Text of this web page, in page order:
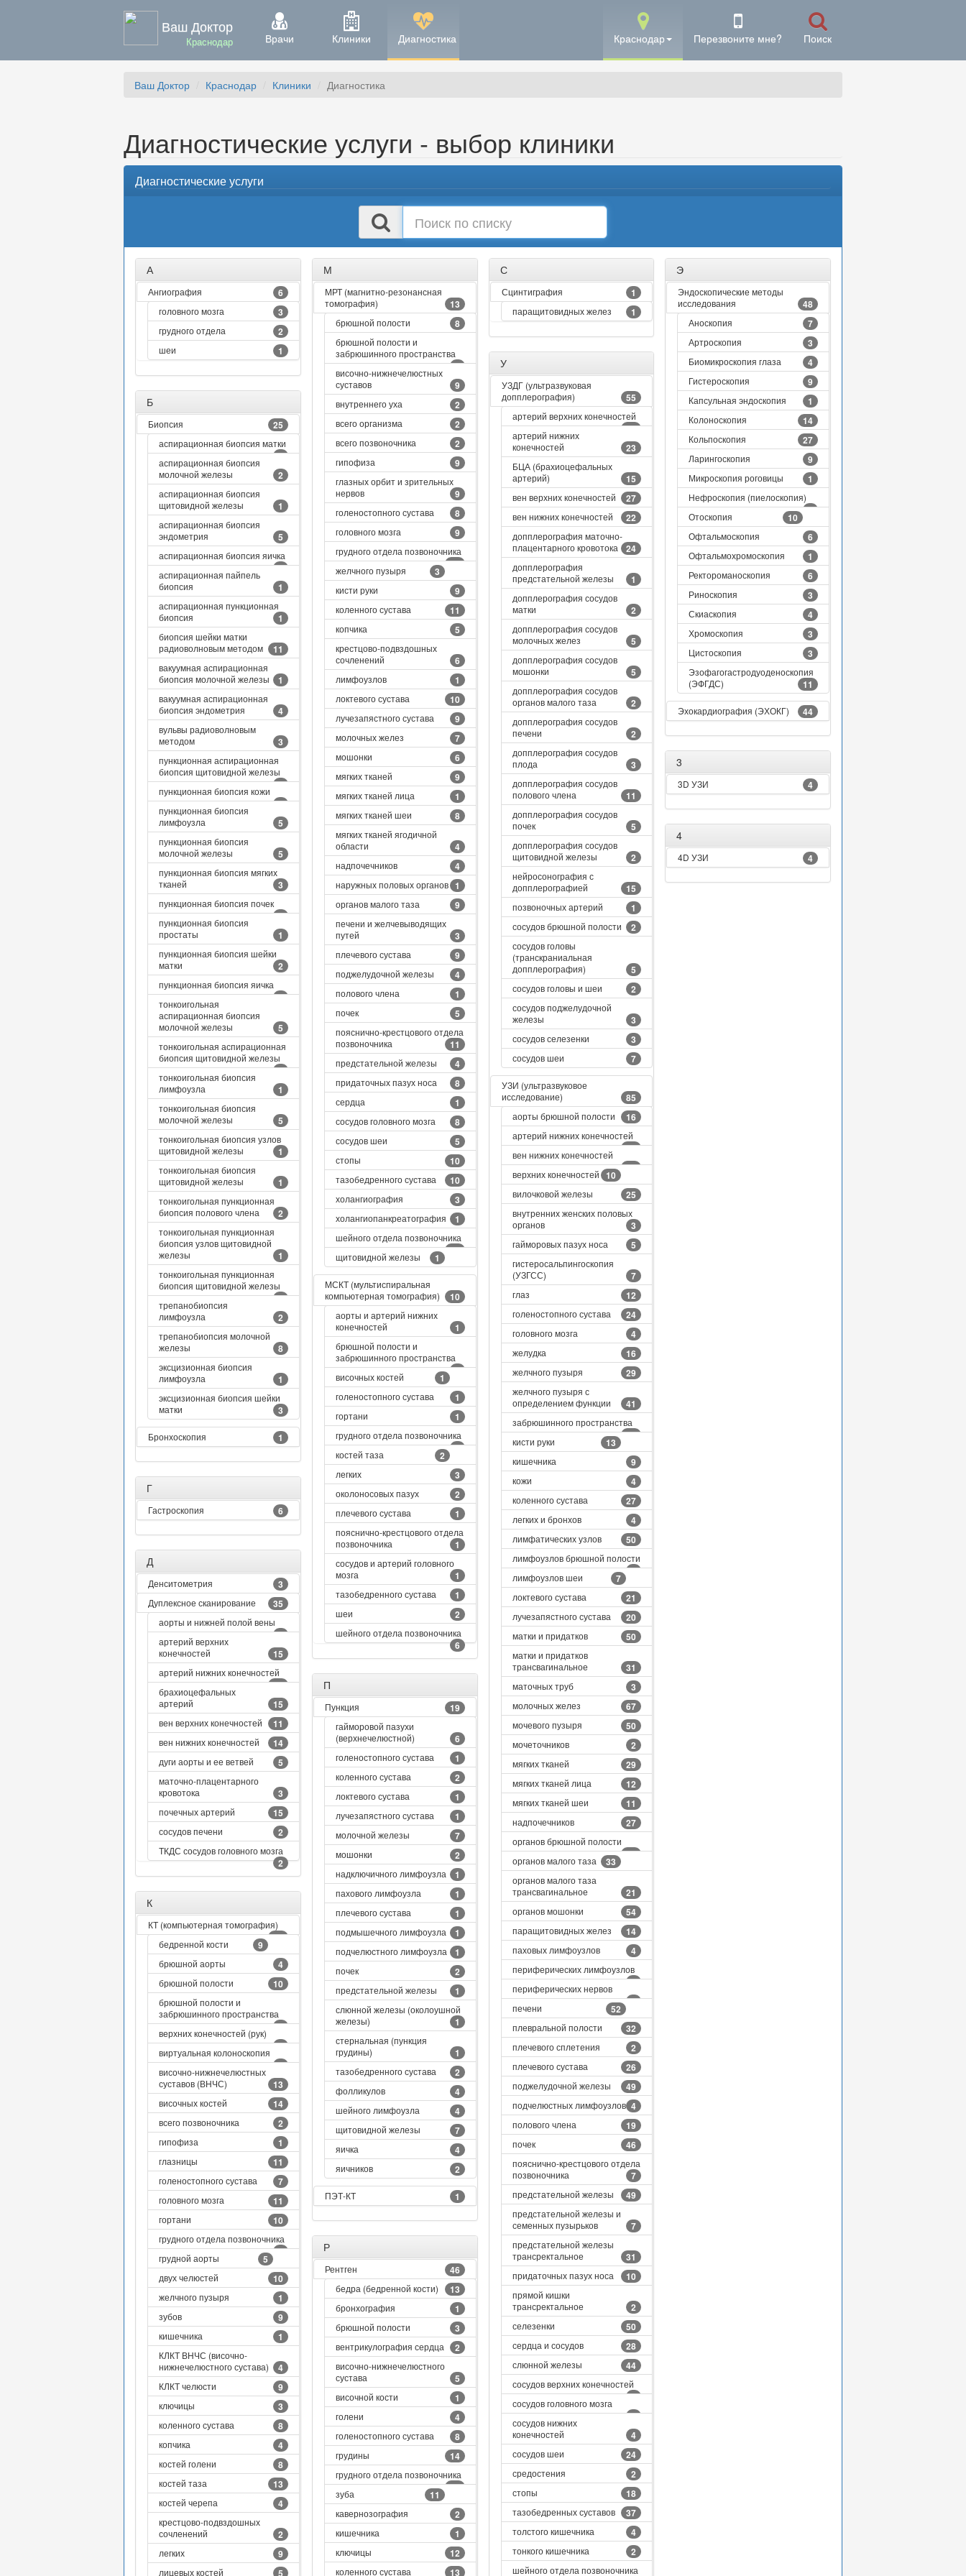
Ваш Доктор
Краснодар Врачи Клиники Диагностика Краснодар Перезвоните мне? Поиск
Ваш Доктор Краснодар Клиники Диагностика
Диагностические услуги - выбор клиники
Диагностические услуги
в
списке
А
Ангиография 6
головного мозга 3
грудного отдела 2
шеи 1
Б
Биопсия 25
аспирационная биопсия матки
1
аспирационная биопсия
молочной железы
2
аспирационная биопсия
щитовидной железы
1
аспирационная биопсия
эндометрия
5
аспирационная биопсия яичка
4
аспирационная пайпель
биопсия
1
аспирационная пункционная
биопсия
1
биопсия шейки матки
радиоволновым методом
11
вакуумная аспирационная
биопсия молочной железы
1
вакуумная аспирационная
биопсия эндометрия
4
вульвы радиоволновым
методом
3
пункционная аспирационная
биопсия щитовидной железы
5
пункционная биопсия кожи
5
пункционная биопсия
лимфоузла
5
пункционная биопсия
молочной железы
5
пункционная биопсия мягких
тканей
3
пункционная биопсия почек
1
пункционная биопсия
простаты
1
пункционная биопсия шейки
матки
2
пункционная биопсия яичка
4
тонкоигольная
аспирационная биопсия
молочной железы
5
тонкоигольная аспирационная
биопсия щитовидной железы
6
тонкоигольная биопсия
лимфоузла
1
тонкоигольная биопсия
молочной железы
5
тонкоигольная биопсия узлов
щитовидной железы
1
тонкоигольная биопсия
щитовидной железы
1
тонкоигольная пункционная
биопсия полового члена
2
тонкоигольная пункционная
биопсия узлов щитовидной
железы
1
тонкоигольная пункционная
биопсия щитовидной железы
2
трепанобиопсия
лимфоузла
2
трепанобиопсия молочной
железы
8
эксцизионная биопсия
лимфоузла
1
эксцизионная биопсия шейки
матки
3
Бронхоскопия 1
Г
Гастроскопия 6
Д
Денситометрия 3
Дуплексное сканирование 35
аорты и нижней полой вены
4
артерий верхних
конечностей
15
артерий нижних конечностей
12
брахиоцефальных
артерий
15
вен верхних конечностей 11
вен нижних конечностей 14
дуги аорты и ее ветвей 5
маточно-плацентарного
кровотока
3
почечных артерий 15
сосудов печени 2
ТКДС сосудов головного мозга
2
К
КТ (компьютерная томография)
41
бедренной кости 9
брюшной аорты 4
брюшной полости 10
брюшной полости и
забрюшинного пространства
9
верхних конечностей (рук)
3
виртуальная колоноскопия
1
височно-нижнечелюстных
суставов (ВНЧС)
13
височных костей 14
всего позвоночника 2
гипофиза 1
глазницы 11
голеностопного сустава 7
головного мозга 11
гортани 10
грудного отдела позвоночника
8
грудной аорты 5
двух челюстей 10
желчного пузыря 1
зубов 9
кишечника 1
КЛКТ ВНЧС (височно-
нижнечелюстного сустава)
4
КЛКТ челюсти 9
ключицы 3
коленного сустава 8
копчика 4
костей голени 8
костей таза 13
костей черепа 4
крестцово-подвздошных
сочленений
2
легких 9
лицевых костей 5
М
МРТ (магнитно-резонансная
томография)
13
брюшной полости 8
брюшной полости и
забрюшинного пространства
4
височно-нижнечелюстных
суставов
9
внутреннего уха 2
всего организма 2
всего позвоночника 2
гипофиза 9
глазных орбит и зрительных
нервов
9
голеностопного сустава 8
головного мозга 9
грудного отдела позвоночника
10
желчного пузыря 3
кисти руки 9
коленного сустава 11
копчика 5
крестцово-подвздошных
сочленений
6
лимфоузлов 1
локтевого сустава 10
лучезапястного сустава 9
молочных желез 7
мошонки 6
мягких тканей 9
мягких тканей лица 1
мягких тканей шеи 8
мягких тканей ягодичной
области
4
надпочечников 4
наружных половых органов 1
органов малого таза 9
печени и желчевыводящих
путей
3
плечевого сустава 9
поджелудочной железы 4
полового члена 1
почек 5
пояснично-крестцового отдела
позвоночника
11
предстательной железы 4
придаточных пазух носа 8
сердца 1
сосудов головного мозга 8
сосудов шеи 5
стопы 10
тазобедренного сустава 10
холангиография 3
холангиопанкреатография 1
шейного отдела позвоночника
10
щитовидной железы 1
МСКТ (мультиспиральная
компьютерная томография)
10
аорты и артерий нижних
конечностей
1
брюшной полости и
забрюшинного пространства
1
височных костей 1
голеностопного сустава 1
гортани 1
грудного отдела позвоночника
1
костей таза 2
легких 3
околоносовых пазух 2
плечевого сустава 1
пояснично-крестцового отдела
позвоночника
1
сосудов и артерий головного
мозга
1
тазобедренного сустава 1
шеи 2
шейного отдела позвоночника
6
П
Пункция 19
гайморовой пазухи
(верхнечелюстной)
6
голеностопного сустава 1
коленного сустава 2
локтевого сустава 1
лучезапястного сустава 1
молочной железы 7
мошонки 2
надключичного лимфоузла 1
пахового лимфоузла 1
плечевого сустава 1
подмышечного лимфоузла 1
подчелюстного лимфоузла 1
почек 2
предстательной железы 1
слюнной железы (околоушной
железы)
1
стернальная (пункция
грудины)
1
тазобедренного сустава 2
фолликулов 4
шейного лимфоузла 4
щитовидной железы 7
яичка 4
яичников 2
ПЭТ-КТ 1
Р
Рентген 46
бедра (бедренной кости) 13
бронхография 1
брюшной полости 3
вентрикулография сердца 2
височно-нижнечелюстного
сустава
5
височной кости 1
голени 4
голеностопного сустава 8
грудины 14
грудного отдела позвоночника
13
зуба 11
кавернозография 2
кишечника 1
ключицы 12
коленного сустава 13
С
Сцинтиграфия 1
паращитовидных желез 1
У
УЗДГ (ультразвуковая
допплерография)
55
артерий верхних конечностей
22
артерий нижних
конечностей
23
БЦА (брахиоцефальных
артерий)
15
вен верхних конечностей 27
вен нижних конечностей 22
допплерография маточно-
плацентарного кровотока
24
допплерография
предстательной железы
1
допплерография сосудов
матки
2
допплерография сосудов
молочных желез
5
допплерография сосудов
мошонки
5
допплерография сосудов
органов малого таза
2
допплерография сосудов
печени
2
допплерография сосудов
плода
3
допплерография сосудов
полового члена
11
допплерография сосудов
почек
5
допплерография сосудов
щитовидной железы
2
нейросонография с
допплерографией
15
позвоночных артерий 1
сосудов брюшной полости 2
сосудов головы
(транскраниальная
допплерография)
5
сосудов головы и шеи 2
сосудов поджелудочной
железы
3
сосудов селезенки 3
сосудов шеи 7
УЗИ (ультразвуковое
исследование)
85
аорты брюшной полости 16
артерий нижних конечностей
26
вен нижних конечностей
31
верхних конечностей 10
вилочковой железы 25
внутренних женских половых
органов
3
гайморовых пазух носа 5
гистеросальпингоскопия
(УЗГСС)
7
глаз 12
голеностопного сустава 24
головного мозга 4
желудка 16
желчного пузыря 29
желчного пузыря с
определением функции
41
забрюшинного пространства
13
кисти руки 13
кишечника 9
кожи 4
коленного сустава 27
легких и бронхов 4
лимфатических узлов 50
лимфоузлов брюшной полости
8
лимфоузлов шеи 7
локтевого сустава 21
лучезапястного сустава 20
матки и придатков 50
матки и придатков
трансвагинальное
31
маточных труб 3
молочных желез 67
мочевого пузыря 50
мочеточников 2
мягких тканей 29
мягких тканей лица 12
мягких тканей шеи 11
надпочечников 27
органов брюшной полости
59
органов малого таза 33
органов малого таза
трансвагинальное
21
органов мошонки 54
паращитовидных желез 14
паховых лимфоузлов 4
периферических лимфоузлов
5
периферических нервов
7
печени 52
плевральной полости 32
плечевого сплетения 2
плечевого сустава 26
поджелудочной железы 49
подчелюстных лимфоузлов 4
полового члена 19
почек 46
пояснично-крестцового отдела
позвоночника
7
предстательной железы 49
предстательной железы и
семенных пузырьков
7
предстательной железы
трансректальное
31
придаточных пазух носа 10
прямой кишки
трансректальное
2
селезенки 50
сердца и сосудов 28
слюнной железы 44
сосудов верхних конечностей
4
сосудов головного мозга
7
сосудов нижних
конечностей
4
сосудов шеи 24
средостения 2
стопы 18
тазобедренных суставов 37
толстого кишечника 4
тонкого кишечника 2
шейного отдела позвоночника
Э
Эндоскопические методы
исследования
48
Аноскопия 7
Артроскопия 3
Биомикроскопия глаза 4
Гистероскопия 9
Капсульная эндоскопия 1
Колоноскопия 14
Кольпоскопия 27
Ларингоскопия 9
Микроскопия роговицы 1
Нефроскопия (пиелоскопия)
2
Отоскопия 10
Офтальмоскопия 6
Офтальмохромоскопия 1
Ректороманоскопия 6
Риноскопия 3
Скиаскопия 4
Хромоскопия 3
Цистоскопия 3
Эзофагогастродуоденоскопия
(ЭФГДС)
11
Эхокардиография (ЭХОКГ) 44
3
3D УЗИ 4
4
4D УЗИ 4